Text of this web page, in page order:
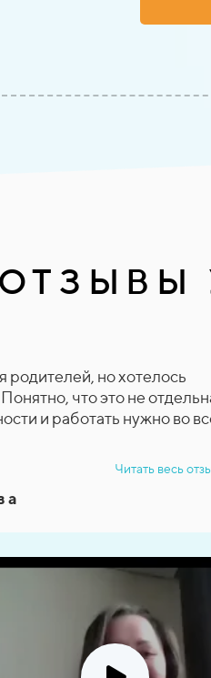
ОТЗЫВЫ
родителей, но хотелось
что это не
и работать нужно во
Читать весь